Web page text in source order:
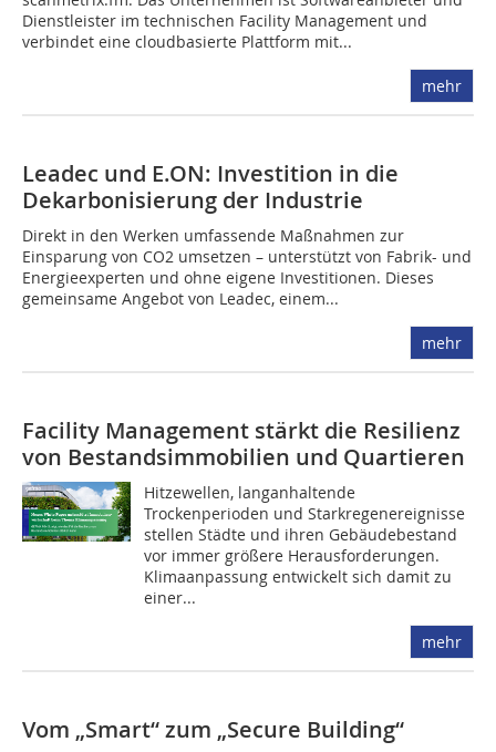
Dienstleister im technischen Facility Management und
verbindet eine cloudbasierte Plattform mit...
mehr
Leadec und E.ON: Investition in die
Dekarbonisierung der Industrie
Direkt in den Werken umfassende Maßnahmen zur
Einsparung von CO2 umsetzen – unterstützt von Fabrik- und
Energieexperten und ohne eigene Investitionen. Dieses
gemeinsame Angebot von Leadec, einem...
mehr
Facility Management stärkt die Resilienz
von Bestandsimmobilien und Quartieren
Hitzewellen, langanhaltende
Trockenperioden und Starkregenereignisse
stellen Städte und ihren Gebäudebestand
vor immer größere Herausforderungen.
Klimaanpassung entwickelt sich damit zu
einer...
mehr
Vom „Smart“ zum „Secure Building“